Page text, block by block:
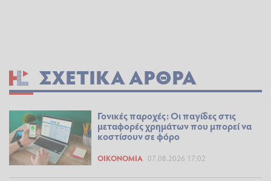
ΣΧΕΤΙΚΆ ΆΡΘΡΑ
Γονικές παροχές: Οι παγίδες στις
μεταφορές χρημάτων που μπορεί να
κοστίσουν σε φόρο
ΟΙΚΟΝΟΜΊΑ 07.08.2026 17:02